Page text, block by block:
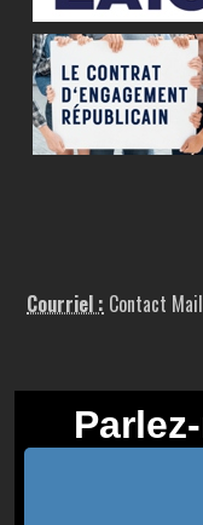
Courriel : Contact Mail